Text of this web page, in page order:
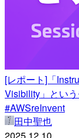
[レポート]「
Visibility」とい
#AWSreInvent
田中聖也
2025.12.10